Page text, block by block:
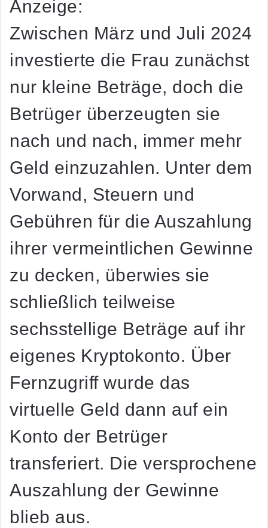
Anzeige:
Zwischen März und Juli 2024
investierte die Frau zunächst
nur kleine Beträge, doch die
Betrüger überzeugten sie
nach und nach, immer mehr
Geld einzuzahlen. Unter dem
Vorwand, Steuern und
Gebühren für die Auszahlung
ihrer vermeintlichen Gewinne
zu decken, überwies sie
schließlich teilweise
sechsstellige Beträge auf ihr
eigenes Kryptokonto. Über
Fernzugriff wurde das
virtuelle Geld dann auf ein
Konto der Betrüger
transferiert. Die versprochene
Auszahlung der Gewinne
blieb aus.